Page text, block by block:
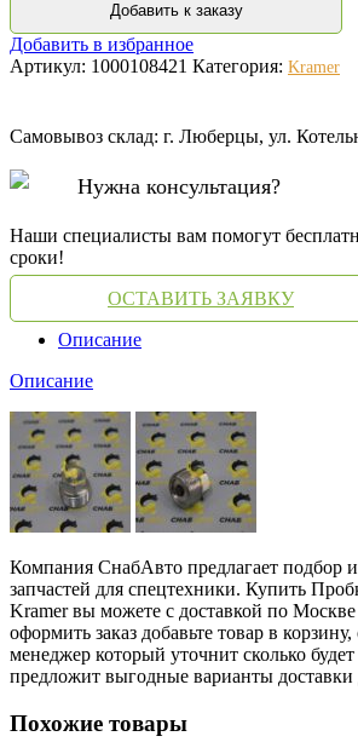
Добавить к заказу
Добавить в избранное
Артикул: 1000108421 Категория: Kramer
Самовывоз склад: г. Люберцы, ул.
Нужна консультация?
Наши специалисты вам помогут
сроки!
ОСТАВИТЬ ЗАЯВКУ
Описание
Описание
Компания СнабАвто предлагает подбор
запчастей для спецтехники. Купить
Kramer вы можете с доставкой по
оформить заказ добавьте товар в
менеджер который уточнит сколько будет
предложит выгодные варианты доставки
Похожие товары